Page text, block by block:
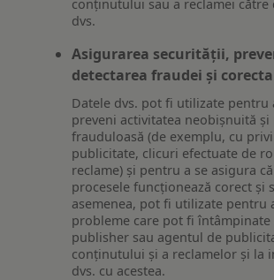
conținutului sau a reclamei către
dvs.
Asigurarea securității,
detectarea fraudei și
Datele dvs. pot fi utilizate pentru
preveni activitatea neobișnuită și
frauduloasă (de exemplu, cu
publicitate, clicuri efectuate de
reclame) și pentru a se asigura
procesele funcționează corect și
asemenea, pot fi utilizate pentru
probleme care pot fi întâmpinate
publisher sau agentul de
conținutului și a reclamelor și la
dvs. cu acestea.